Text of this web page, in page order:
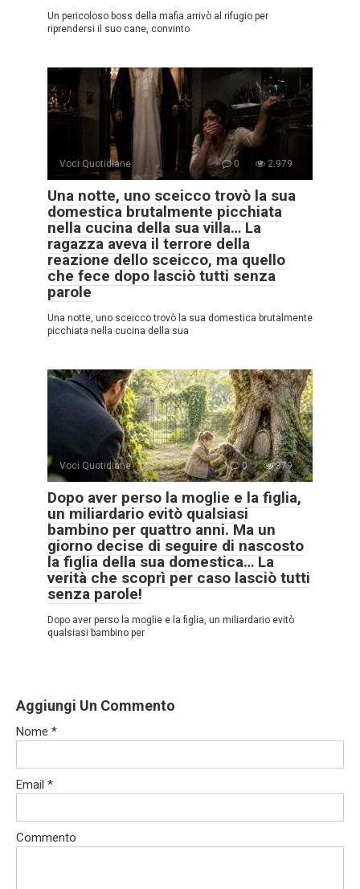
Un pericoloso boss della mafia arrivò al rifugio per
riprendersi il suo cane, convinto
Voci Quotidiane 0 2.979
Una notte, uno sceicco trovò la sua
domestica brutalmente picchiata
nella cucina della sua villa… La
ragazza aveva il terrore della
reazione dello sceicco, ma quello
che fece dopo lasciò tutti senza
parole
Una notte, uno sceicco trovò la sua domestica brutalmente
picchiata nella cucina della sua
Voci Quotidiane 0 379
Dopo aver perso la moglie e la figlia,
un miliardario evitò qualsiasi
bambino per quattro anni. Ma un
giorno decise di seguire di nascosto
la figlia della sua domestica… La
verità che scoprì per caso lasciò tutti
senza parole!
Dopo aver perso la moglie e la figlia, un miliardario evitò
qualsiasi bambino per
Aggiungi Un Commento
Nome *
Email *
Commento